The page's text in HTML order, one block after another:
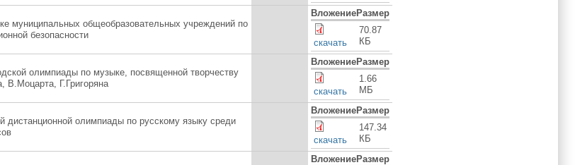
муниципальных общеобразовательных учреждений по
безопасности
ВложениеРазмер
скачать
70.87
КБ
олимпиады по музыке, посвященной творчеству
Г.Григоряна
ВложениеРазмер
скачать
1.66
МБ
дистанционной олимпиады по русскому языку среди
ВложениеРазмер
скачать
147.34
КБ
ВложениеРазмер